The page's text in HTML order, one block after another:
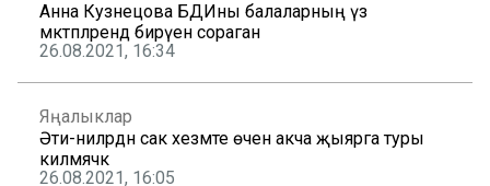
Анна Кузнецова БДИны балаларның үз
мәктәпләрендә бирүен сораган
26.08.2021, 16:34
Яңалыклар
Әти-әниләрдән сак хезмәте өчен акча җыярга туры
килмәячәк
26.08.2021, 16:05